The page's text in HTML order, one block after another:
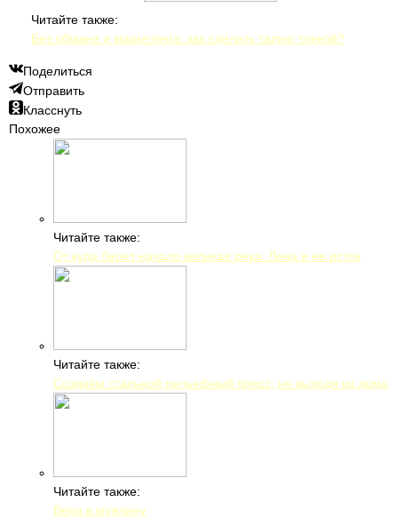
Читайте также:
Без обмана и маркетинга: как сделать талию тонкой?
Поделиться
Отправить
Класснуть
Похожее
Читайте также:
От куда берет начало великая река: Лена и ее исток
Читайте также:
Создаём стальной рельефный пресс, не выходя из дома
Читайте также:
Вера в мужчину